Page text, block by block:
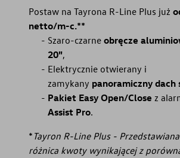
Postaw na Tayrona R-Line Plus już
netto/m-c.**
Szaro-czarne obręcze
20",
Elektrycznie otwierany i
zamykany panoramiczny dach
Pakiet Easy Open/Close z
Assist Pro.
* Tayron R-Line Plus -
różnica kwoty wynikającej z